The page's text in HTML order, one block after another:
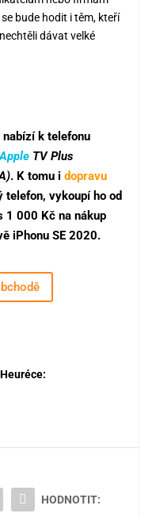
bude hodit i těm, kteří
dávat velké
k telefonu
TV Plus
. K tomu i dopravu
vykoupí ho od
1 000 Kč na nákup
iPhonu SE 2020.
HODNOTIT: